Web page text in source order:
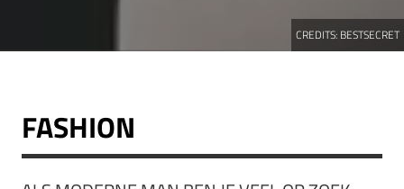
CREDITS: BESTSECRET
FASHION